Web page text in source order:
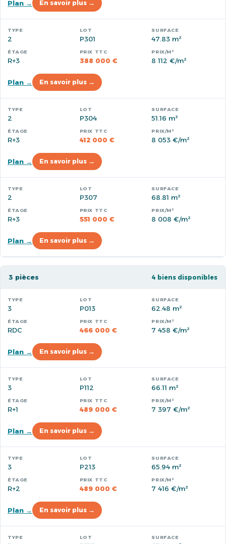
Plan → En savoir plus →
2 P301 47.83 m²
R+3 388 000 € 8 112 €/m²
Plan → En savoir plus →
2 P304 51.16 m²
R+3 412 000 € 8 053 €/m²
Plan → En savoir plus →
2 P307 68.81 m²
R+3 551 000 € 8 008 €/m²
Plan → En savoir plus →
3 pièces 4 biens disponibles
3 P013 62.48 m²
RDC 466 000 € 7 458 €/m²
Plan → En savoir plus →
3 P112 66.11 m²
R+1 489 000 € 7 397 €/m²
Plan → En savoir plus →
3 P213 65.94 m²
R+2 489 000 € 7 416 €/m²
Plan → En savoir plus →